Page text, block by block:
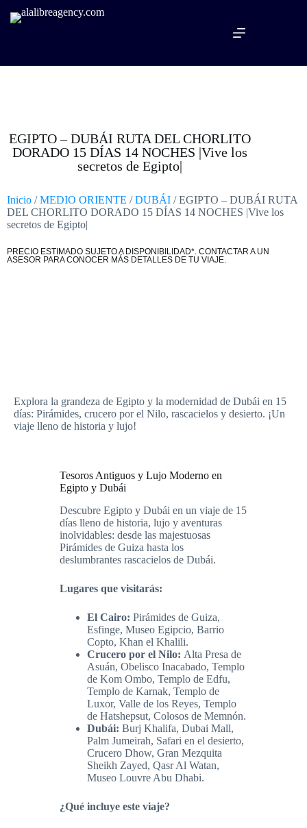
EGIPTO – DUBÁI RUTA DEL CHORLITO
DORADO 15 DÍAS 14 NOCHES |Vive los
secretos de Egipto|
Inicio /MEDIO ORIENTE /DUBÁI / EGIPTO – DUBÁI RUTA
DEL CHORLITO DORADO 15 DÍAS 14 NOCHES |Vive los
secretos de Egipto|
PRECIO ESTIMADO SUJETO A DISPONIBILIDAD*. CONTACTAR A UN
ASESOR PARA CONOCER MÁS DETALLES DE TU VIAJE.
Explora la grandeza de Egipto y la modernidad de Dubái en 15
días: Pirámides, crucero por el Nilo, rascacielos y desierto. ¡Un
viaje lleno de historia y lujo!
Tesoros Antiguos y Lujo Moderno en
Egipto y Dubái
Descubre Egipto y Dubái en un viaje de 15
días lleno de historia, lujo y aventuras
inolvidables: desde las majestuosas
Pirámides de Guiza hasta los
deslumbrantes rascacielos de Dubái.
Lugares que visitarás:
El Cairo:Pirámides de Guiza,
Esfinge, Museo Egipcio, Barrio
Copto, Khan el Khalili.
Crucero por el Nilo: Alta Presa de
Asuán, Obelisco Inacabado, Templo
de Kom Ombo, Templo de Edfu,
Templo de Karnak, Templo de
Luxor, Valle de los Reyes, Templo
de Hatshepsut, Colosos de Memnón.
Dubái:Burj Khalifa, Dubai Mall,
Palm Jumeirah, Safari en el desierto,
Crucero Dhow, Gran Mezquita
Sheikh Zayed, Qasr Al Watan,
Museo Louvre Abu Dhabi.
¿Qué incluye este viaje?